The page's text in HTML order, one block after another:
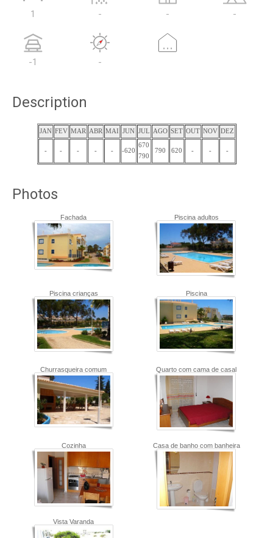
1 - - -
-1 -
...
Description
JAN FEV MAR ABR MAI JUN JUL AGO SET OUT NOV DEZ
- - - - - -620
670
790
790 620 - - -
Photos
Fachada Piscina adultos
Piscina crianças Piscina
Churrasqueira comum Quarto com cama de casal
Cozinha Casa de banho com banheira
Vista Varanda